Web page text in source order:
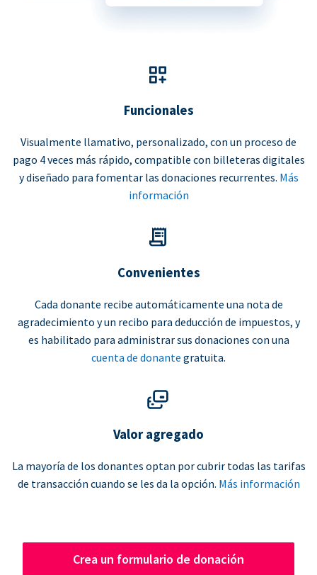
Funcionales
Visualmente llamativo, personalizado, con un proceso de
pago 4 veces más rápido, compatible con billeteras digitales
y diseñado para fomentar las donaciones recurrentes. Más
información
Convenientes
Cada donante recibe automáticamente una nota de
agradecimiento y un recibo para deducción de impuestos, y
es habilitado para administrar sus donaciones con una
cuenta de donante gratuita.
Valor agregado
La mayoría de los donantes optan por cubrir todas las tarifas
de transacción cuando se les da la opción. Más información
Crea un formulario de donación